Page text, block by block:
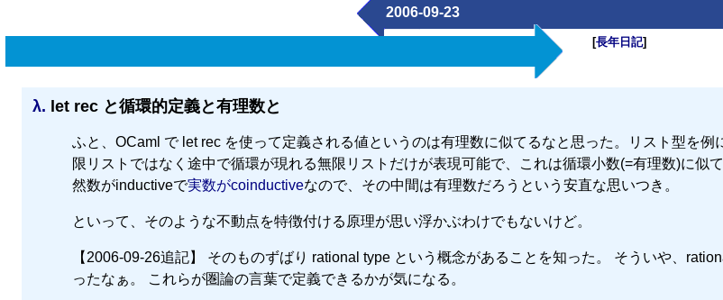
2006-09-23
[長年日記]
λ. let rec と循環的定義と有理数と
ふと、OCaml で let rec を使って定義される値というのは有理数に似てるなと思った。リスト型を例
限リストではなく途中で循環が現れる無限リストだけが表現可能で、これは循環小数(=有理数)に似
然数がinductiveで実数がcoinductiveなので、その中間は有理数だろうという安直な思いつき。
といって、そのような不動点を特徴付ける原理が思い浮かぶわけでもないけど。
【2006-09-26追記】 そのものずばり rational type という概念があることを知った。 そういや、
ったなぁ。 これらが圏論の言葉で定義できるかが気になる。